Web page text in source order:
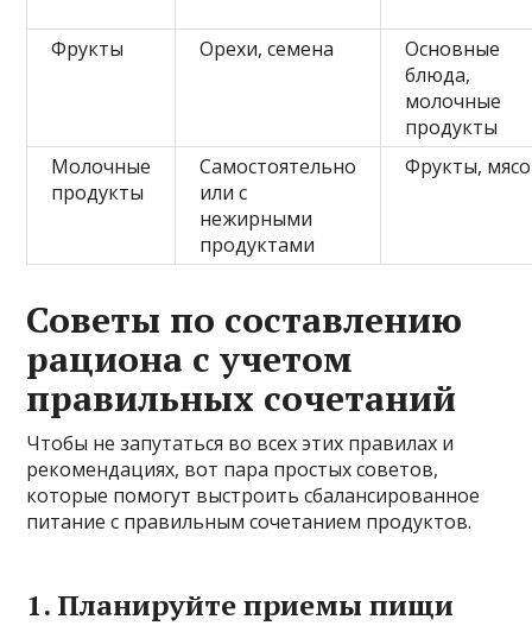
Фрукты Орехи, семена
Основные
блюда,
молочные
продукты
Молочные
продукты
Самостоятельно
или с
нежирными
продуктами
Фрукты, мясо
Советы по составлению
рациона с учетом
правильных сочетаний
Чтобы не запутаться во всех этих правилах и
рекомендациях, вот пара простых советов,
которые помогут выстроить сбалансированное
питание с правильным сочетанием продуктов.
1. Планируйте приемы пищи